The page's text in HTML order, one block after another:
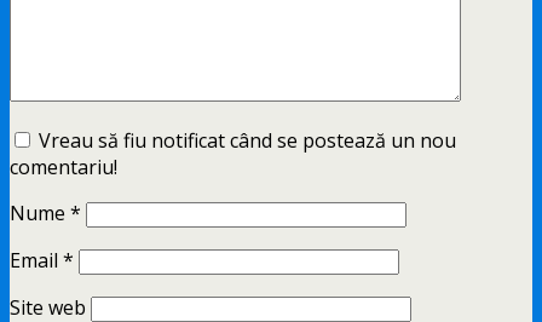
Vreau să fiu notificat când se postează un nou
comentariu!
Nume *
Email *
Site web